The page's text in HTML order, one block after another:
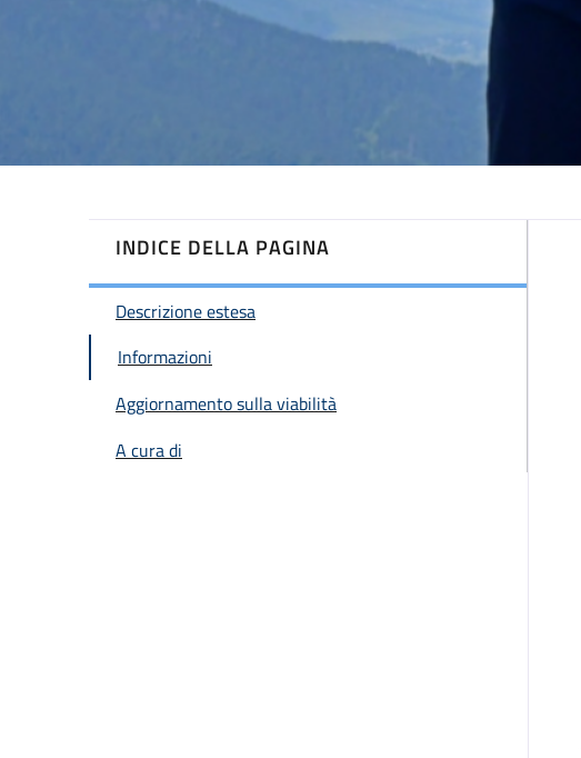
INDICE DELLA PAGINA
Descrizione estesa
Informazioni
Aggiornamento sulla viabilità
A cura di